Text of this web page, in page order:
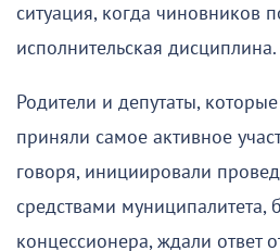
ситуация, когда чиновников
исполнительская дисциплина.
Родители и депутаты,
приняли самое активное
говоря, инициировали
средствами муниципалитета,
концессионера, ждали ответ